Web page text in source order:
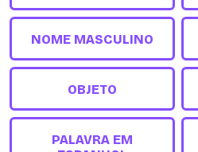
NOME MASCULINO
OBJETO
PALAVRA EM